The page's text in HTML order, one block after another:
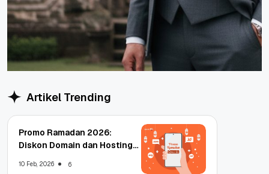
Artikel Trending
Promo Ramadan 2026:
Diskon Domain dan Hosting
10 Feb, 2026 6